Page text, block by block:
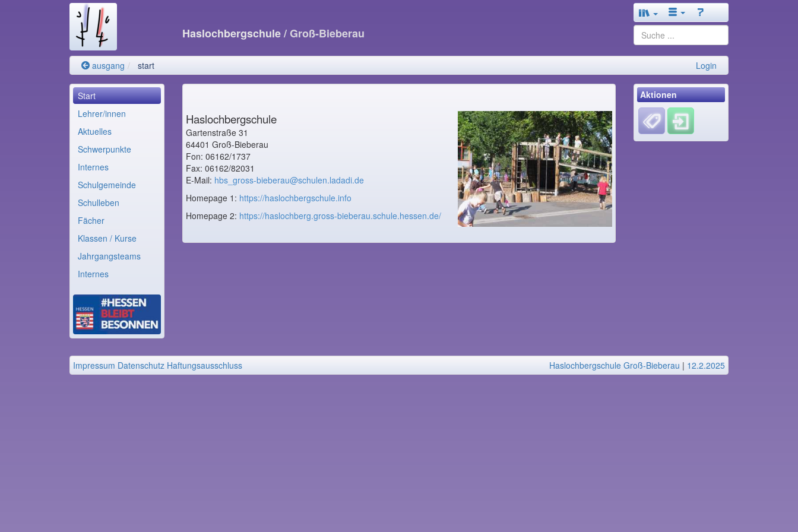
Haslochbergschule/ Groß-Bieberau
ausgang start Login
Start
Lehrer/innen
Aktuelles
Schwerpunkte
Internes
Schulgemeinde
Schulleben
Fächer
Klassen / Kurse
Jahrgangsteams
Internes
Haslochbergschule
Gartenstraße 31
64401 Groß-Bieberau
Fon: 06162/1737
Fax: 06162/82031
E-Mail: hbs_gross-bieberau@schulen.ladadi.de
Homepage 1: https://haslochbergschule.info
Homepage 2: https://haslochberg.gross-bieberau.schule.hessen.de/
Aktionen
Impressum Datenschutz Haftungsausschluss Haslochbergschule Groß-Bieberau | 12.2.2025